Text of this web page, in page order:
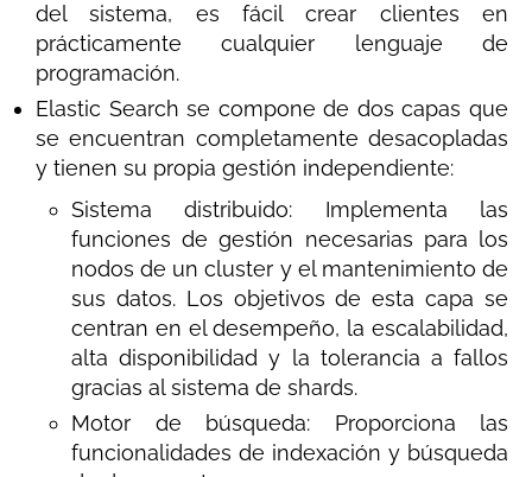
del sistema, es fácil crear clientes en
prácticamente cualquier lenguaje de
programación.
Elastic Search se compone de dos capas que
se encuentran completamente desacopladas
y tienen su propia gestión independiente:
Sistema distribuido: Implementa las
funciones de gestión necesarias para los
nodos de un cluster y el mantenimiento de
sus datos. Los objetivos de esta capa se
centran en el desempeño, la escalabilidad,
alta disponibilidad y la tolerancia a fallos
gracias al sistema de shards.
Motor de búsqueda: Proporciona las
funcionalidades de indexación y búsqueda